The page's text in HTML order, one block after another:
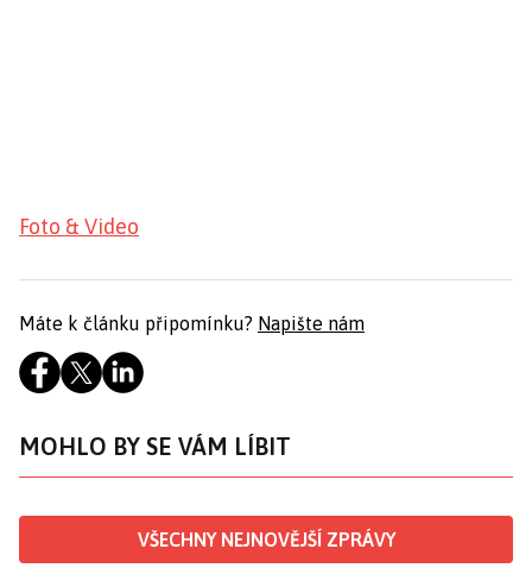
Foto & Video
Máte k článku připomínku? Napište nám
MOHLO BY SE VÁM LÍBIT
VŠECHNY NEJNOVĚJŠÍ ZPRÁVY